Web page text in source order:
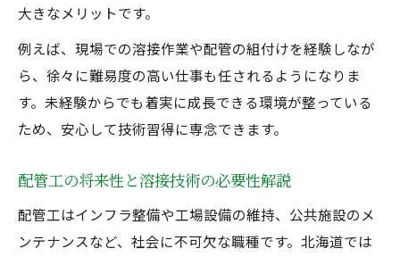
大きなメリットです。
例えば、現場での溶接作業や配管の組付けを経験しなが
ら、徐々に難易度の高い仕事も任されるようになりま
す。未経験からでも着実に成長できる環境が整っている
ため、安心して技術習得に専念できます。
配管工の将来性と溶接技術の必要性解説
配管工はインフラ整備や工場設備の維持、公共施設のメ
ンテナンスなど、社会に不可欠な職種です。北海道では